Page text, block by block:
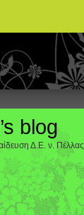
blog
Δ.Ε. ν. Πέλλας